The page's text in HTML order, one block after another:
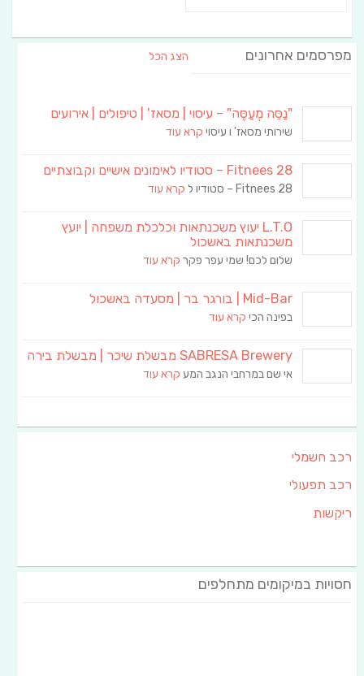
מפרסמים אחרונים הצג הכל
"נַסֵּה מְעַסֶּה" – עיסוי | מסאז' | טיפולים | אירועים
שירותי מסאז' ו עיסוי קרא עוד
Fitnees 28 – סטודיו לאימונים אישיים וקבוצתיים
Fitnees 28 – סטודיו ל קרא עוד
L.T.O יעוץ משכנתאות וכלכלת משפחה | יועץ
משכנתאות באשכול
שלום לכם! שמי עפר פקר קרא עוד
Mid-Bar | בורגר בר | מסעדה באשכול
בפינה הכי קרא עוד
SABRESA Brewery מבשלת שיכר | מבשלת בירה
אי שם במרחבי הנגב המע קרא עוד
רכב חשמלי
רכב תפעולי
ריקשות
חסויות במיקומים מתחלפים